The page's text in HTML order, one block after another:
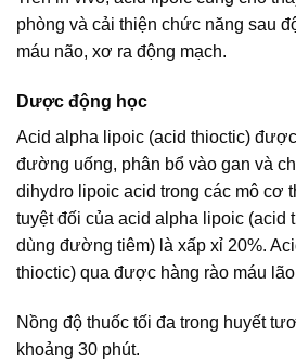
phòng và cải thiện chức năng sau
máu não, xơ ra động mạch.
Dược động học
Acid alpha lipoic (acid thioctic)
đường uống, phân bổ vào gan và
dihydro lipoic acid trong các mô cơ
tuyệt đối của acid alpha lipoic (acid
dùng đường tiêm) là xấp xỉ 20%.
thioctic) qua được hàng rào máu
Nồng độ thuốc tối đa trong huyết
khoảng 30 phút.